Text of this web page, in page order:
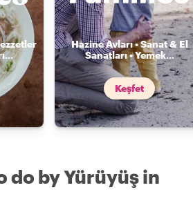
...
Hazine Avları • Sanat & El
Sanatları • Yemek...
Keşfet
do by Yürüyüş in